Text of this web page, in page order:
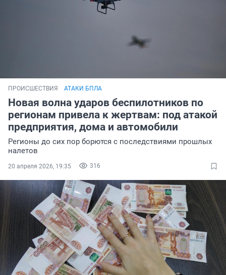
ПРОИСШЕСТВИЯ АТАКИ БПЛА
Новая волна ударов беспилотников по
регионам привела к жертвам: под атакой
предприятия, дома и автомобили
Регионы до сих пор борются с последствиями прошлых
налетов
316
20 апреля 2026, 19:35